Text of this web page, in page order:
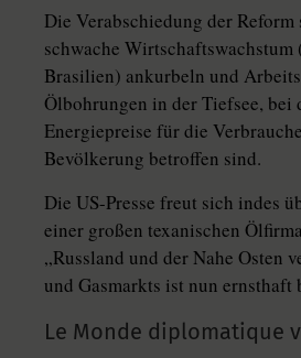
Die Verabschiedung der
schwache
Brasilien) ankurbeln und
Ölbohrungen in der Tiefsee, bei
Energiepreise für die
Bevölkerung betroffen sind.
Die US-Presse freut sich indes
einer großen texanischen
„Russland und der Nahe Osten
und Gasmarkts ist nun ernsthaft
Le Monde diplomatique